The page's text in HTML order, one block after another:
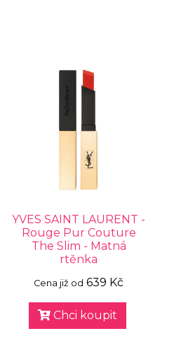
YVES SAINT LAURENT -
Rouge Pur Couture
The Slim - Matná
rtěnka
Cena již od 639 Kč
Chci koupit